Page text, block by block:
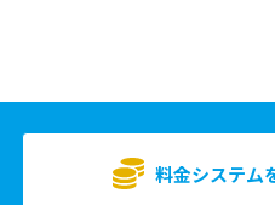
料金システム